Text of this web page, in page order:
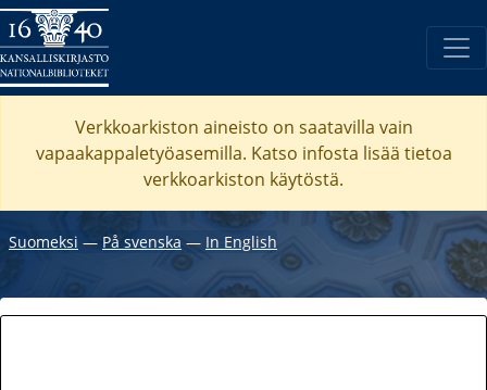
Verkkoarkiston aineisto on saatavilla vain
vapaakappaletyöasemilla. Katso infosta lisää tietoa
verkkoarkiston käytöstä.
Suomeksi ― På svenska ― In English